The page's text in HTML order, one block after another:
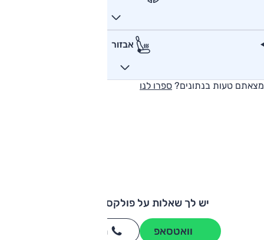
אבזור
מצאתם טעות בנתונים? ספרו לנו
יש לך שאלות על פולקסווגן שירוקו?
וואטסאפ חייגו